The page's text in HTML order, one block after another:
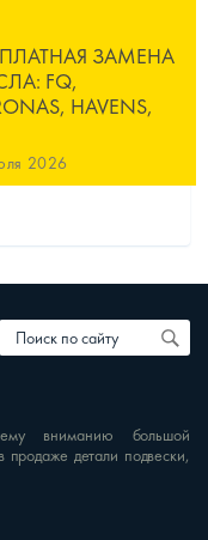
ЗАМЕНА
FQ,
HAVENS,
2026
вниманию большой
детали подвески,